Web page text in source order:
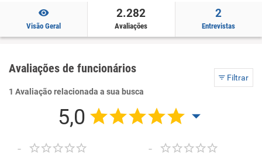
Visão Geral
2.282
Avaliações
2
Entrevistas
Avaliações de funcionários
Filtrar
1 Avaliação relacionada a sua busca
5,0
- -